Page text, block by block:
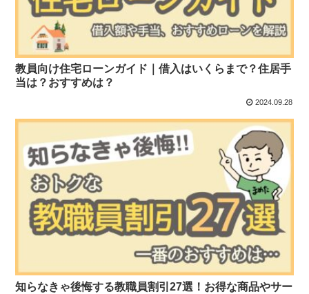
教員向け住宅ローンガイド｜借入はいくらまで？住居手
当は？おすすめは？
2024.09.28
知らなきゃ後悔する教職員割引27選！お得な商品やサー